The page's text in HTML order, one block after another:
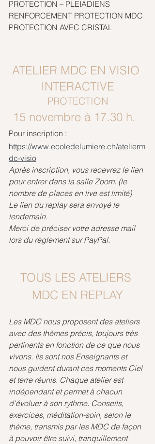
PROTECTION – PLEIADIENS
RENFORCEMENT PROTECTION MDC
PROTECTION AVEC CRISTAL
ATELIER MDC EN VISIO
INTERACTIVE
PROTECTION
15 novembre à 17.30 h.
Pour inscription :
https://www.ecoledelumiere.ch/atelierm
dc-visio
Après inscription, vous recevrez le lien
pour entrer dans la salle Zoom. (le
nombre de places en live est limité)
Le lien du replay sera envoyé le
lendemain.
Merci de préciser votre adresse mail
lors du règlement sur PayPal.
TOUS LES ATELIERS
MDC EN REPLAY
Les MDC nous proposent des ateliers
avec des thèmes précis, toujours très
pertinents en fonction de ce que nous
vivons. Ils sont nos Enseignants et
nous guident durant ces moments Ciel
et terre réunis. Chaque atelier est
indépendant et permet à chacun
d'évoluer à son rythme. Conseils,
exercices, méditation-soin, selon le
thème, transmis par les MDC de façon
à pouvoir être suivi, tranquillement